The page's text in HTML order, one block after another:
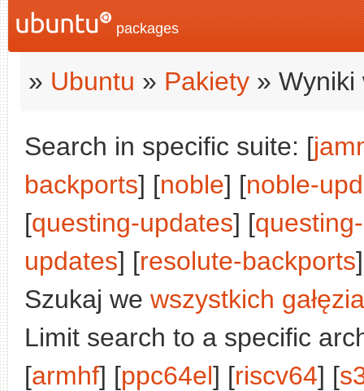
packages
» Ubuntu » Pakiety » Wyniki
Search in specific suite: [
backports] [noble] [noble-
[questing-updates] [
updates] [resolute-backports
Szukaj we wszystkich
Limit search to a specific
[armhf] [ppc64el] [riscv64] [